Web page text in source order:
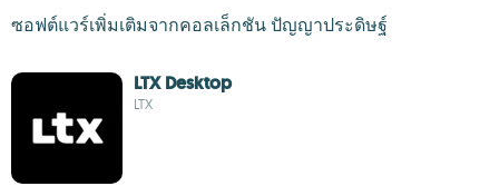
ซอฟต์แวร์เพิ่มเติมจากคอลเล็กชัน ปัญญาประดิษฐ์
LTX Desktop
LTX